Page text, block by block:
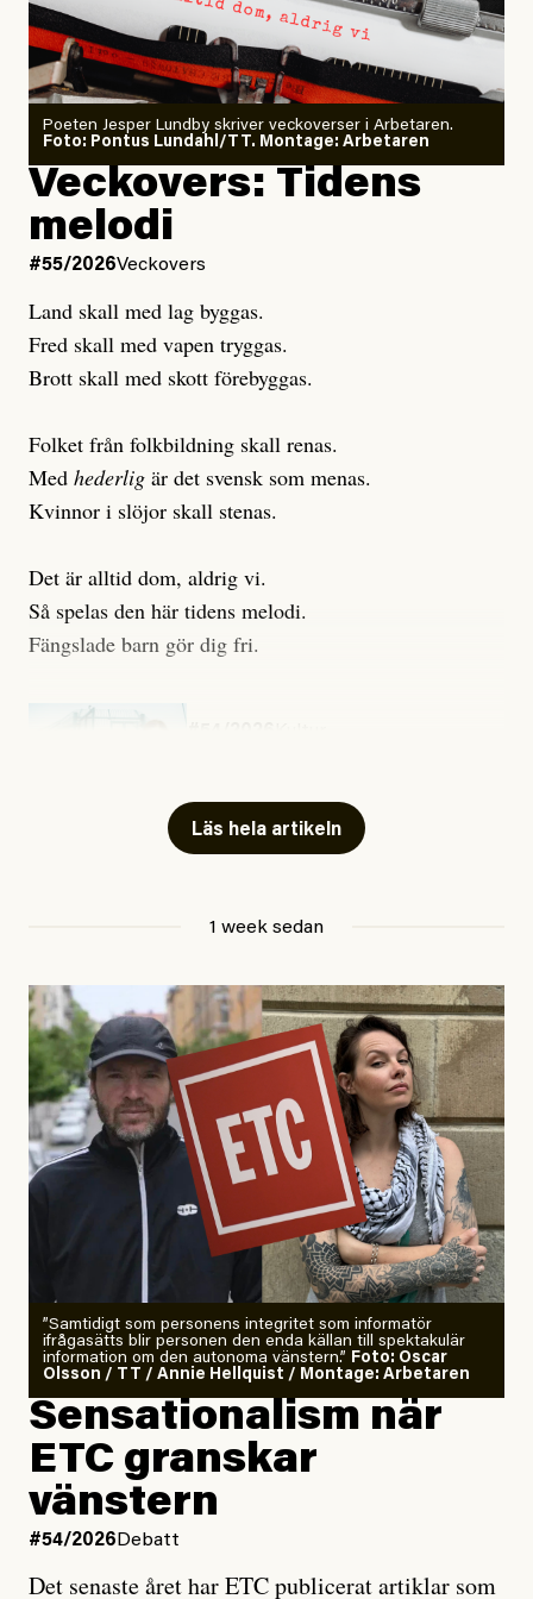
Sensationalism när ETC
granskar vänstern
Publicerad6 August, 2026
Uppdaterad7 August, 2026
Joel Kellgren
Publicerad3 August, 2026
Uppdaterad3 August, 2026
Poeten Jesper Lundby skriver veckoverser i Arbetaren.
Foto: Pontus Lundahl/TT. Montage: Arbetaren
Veckovers: Tidens
melodi
#55/2026Veckovers
Land skall med lag byggas.
Fred skall med vapen tryggas.
Brott skall med skott förebyggas.
Folket från folkbildning skall renas.
Med hederlig är det svensk som menas.
Kvinnor i slöjor skall stenas.
Det är alltid dom, aldrig vi.
Så spelas den här tidens melodi.
Fängslade barn gör dig fri.
Läs hela artikeln
1 week sedan
”Samtidigt som personens integritet som informatör
ifrågasätts blir personen den enda källan till spektakulär
information om den autonoma vänstern.” Foto: Oscar
Olsson / TT / Annie Hellquist / Montage: Arbetaren
Sensationalism när
ETC granskar
vänstern
#54/2026 Debatt
Det senaste året har ETC publicerat artiklar som